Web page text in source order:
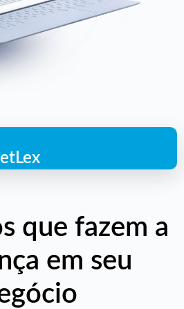
que fazem a
em seu